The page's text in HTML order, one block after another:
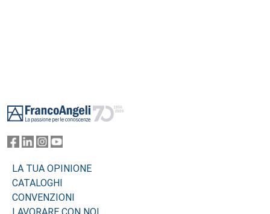
LA TUA OPINIONE
CATALOGHI
CONVENZIONI